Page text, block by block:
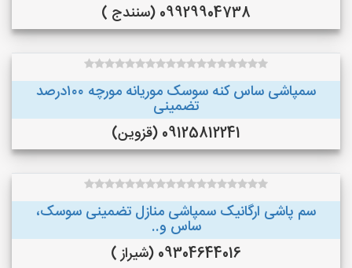
09929904738 (سنندج )
سمپاشی ساس کنه سوسک موریانه مورچه ۱۰۰درصد
تضمینی
09125812241 (قزوین)
سم پاشی ارگانیک سمپاشی منازل تضمینی سوسک،
ساس و..
09304644016 (شیراز )